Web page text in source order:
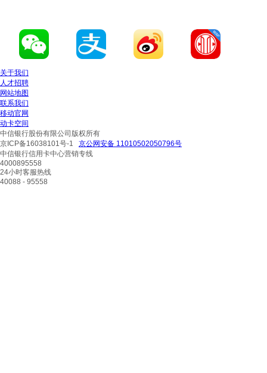
关于我们
人才招聘
网站地图
联系我们
移动官网
动卡空间
中信银行股份有限公司版权所有
京ICP备16038101号-1
京公网安备 11010502050796号
中信银行信用卡中心营销专线
4000895558
24小时客服热线
40088 - 95558